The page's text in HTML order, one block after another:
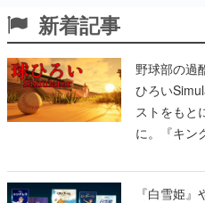
新着記事
野球部の過
ひろい
ストをもと
に。『キン
『白雪姫